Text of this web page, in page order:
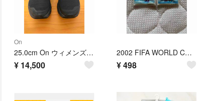
On
25.0cm On ウィメンズ クラウドモンスター ヴォイド Black/Black 3WF10491043
¥ 14,500
2002 FIFA WORLD CUP ステッカー 2枚セット ぷくぷくシール
¥498